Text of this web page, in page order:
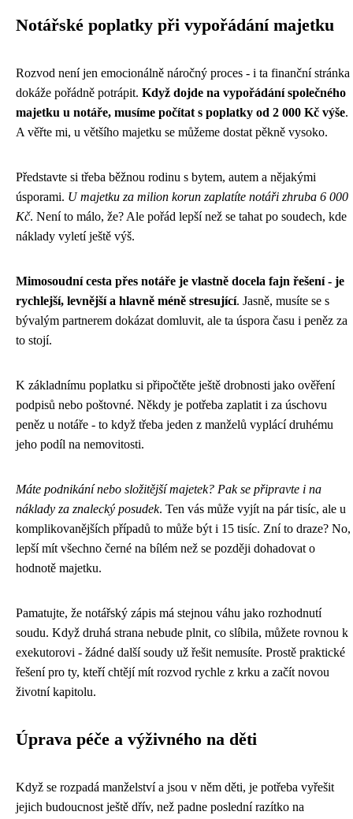
Notářské poplatky při vypořádání majetku
Rozvod není jen emocionálně náročný proces - i ta finanční stránka
dokáže pořádně potrápit. Když dojde na vypořádání společného
majetku u notáře, musíme počítat s poplatky od 2 000 Kč výše.
A věřte mi, u většího majetku se můžeme dostat pěkně vysoko.
Představte si třeba běžnou rodinu s bytem, autem a nějakými
úsporami. U majetku za milion korun zaplatíte notáři zhruba 6 000
Kč. Není to málo, že? Ale pořád lepší než se tahat po soudech, kde
náklady vyletí ještě výš.
Mimosoudní cesta přes notáře je vlastně docela fajn řešení - je
rychlejší, levnější a hlavně méně stresující. Jasně, musíte se s
bývalým partnerem dokázat domluvit, ale ta úspora času i peněz za
to stojí.
K základnímu poplatku si připočtěte ještě drobnosti jako ověření
podpisů nebo poštovné. Někdy je potřeba zaplatit i za úschovu
peněz u notáře - to když třeba jeden z manželů vyplácí druhému
jeho podíl na nemovitosti.
Máte podnikání nebo složitější majetek? Pak se připravte i na
náklady za znalecký posudek. Ten vás může vyjít na pár tisíc, ale u
komplikovanějších případů to může být i 15 tisíc. Zní to draze? No,
lepší mít všechno černé na bílém než se později dohadovat o
hodnotě majetku.
Pamatujte, že notářský zápis má stejnou váhu jako rozhodnutí
soudu. Když druhá strana nebude plnit, co slíbila, můžete rovnou k
exekutorovi - žádné další soudy už řešit nemusíte. Prostě praktické
řešení pro ty, kteří chtějí mít rozvod rychle z krku a začít novou
životní kapitolu.
Úprava péče a výživného na děti
Když se rozpadá manželství a jsou v něm děti, je potřeba vyřešit
jejich budoucnost ještě dřív, než padne poslední razítko na